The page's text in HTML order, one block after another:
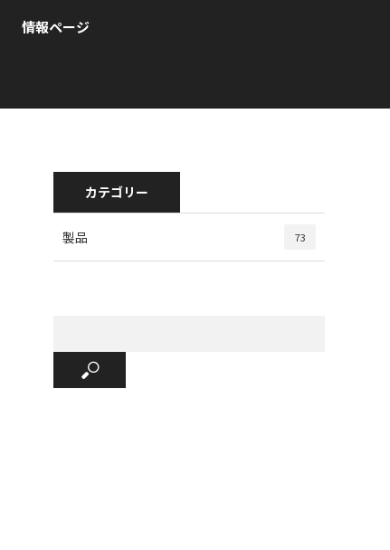
情報ページ
カテゴリー
製品 73